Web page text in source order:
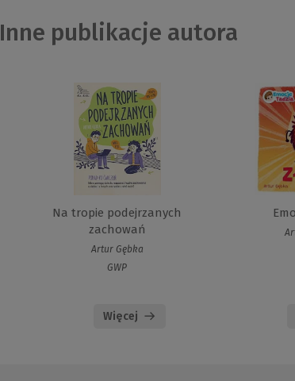
Inne publikacje autora
Na tropie podejrzanych
zachowań
Artur Gębka
GWP
Więcej